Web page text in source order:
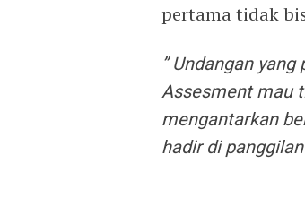
pertama tidak
” Undangan
Assesmentmau
mengantarkan
hadir di